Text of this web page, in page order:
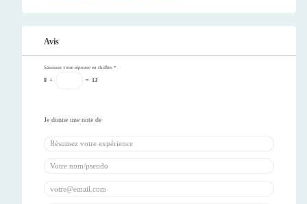
Avis
Saisissez votre réponse en chiffres *
8 + = 13